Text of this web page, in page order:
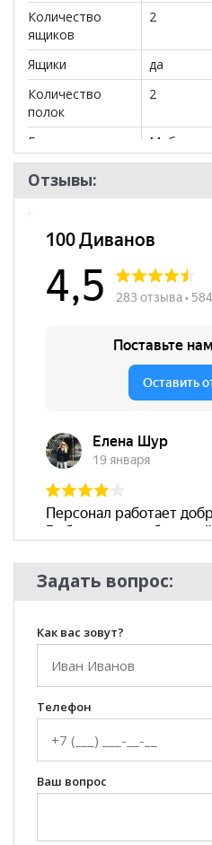
Количество
ящиков
2
Ящики
да
Количество
полок
2
Бренд
Мебельсон
Стиль
Комната
Прихожая
Пол
Отзывы:
Задать вопрос:
Как вас зовут?
Телефон
Ваш вопрос